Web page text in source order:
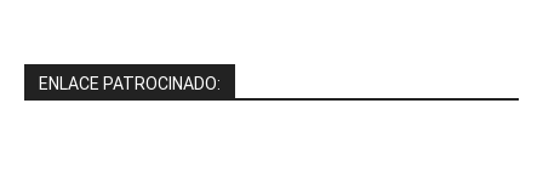
ENLACE PATROCINADO: